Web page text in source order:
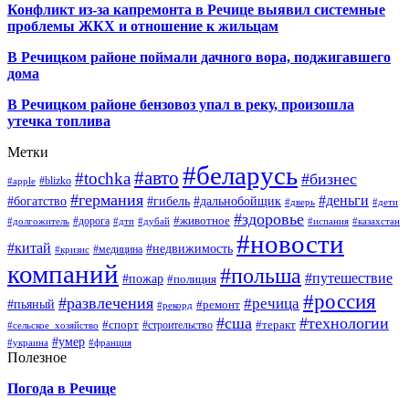
Конфликт из-за капремонта в Речице выявил системные
проблемы ЖКХ и отношение к жильцам
В Речицком районе поймали дачного вора, поджигавшего
дома
В Речицком районе бензовоз упал в реку, произошла
утечка топлива
Метки
#apple #blizko #tochka#авто #беларусь #бизнес
#богатство #германия #гибель #дальнобойщик #дверь #деньги #дети
#долгожитель #дорога #дтп #дубай #животное #здоровье #испания #казахстан
#китай #кризис #медицина #недвижимость #новости
компаний #пожар #полиция #польша #путешествие
#пьяный #развлечения #рекорд #ремонт #речица #россия
#сельское_хозяйство #спорт #строительство #сша #теракт #технологии
#украина #умер #франция
Полезное
Погода в Речице